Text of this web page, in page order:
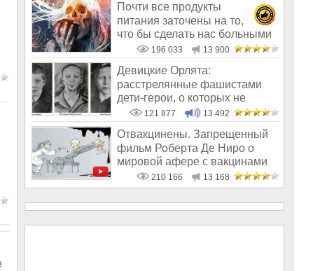
Почти все продукты
питания заточены на то,
что бы сделать нас больными
и бесплодным
196 033 13 900
Девицкие Орлята:
расстрелянные фашистами
дети-герои, о которых не
рассказывают в шк
121 877 13 492
Отвакцинены. Запрещенный
фильм Роберта Де Ниро о
мировой афере с вакцинами
210 166 13 168